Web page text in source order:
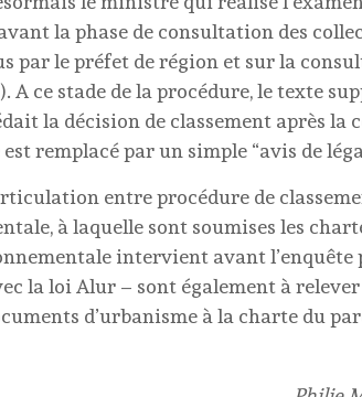
la phase de consultation des
par le préfet de région et sur la
ce stade de la procédure, le texte
la décision de classement après la
remplacé par un simple “avis de
entre procédure de
à laquelle sont soumises les
intervient avant l’enquête
la loi Alur – sont également à
d’urbanisme à la charte du